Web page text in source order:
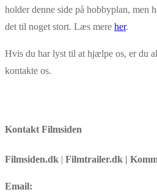
holder denne side på hobbyplan, men
det til noget stort. Læs mere her.
Hvis du har lyst til at hjælpe os, er du
kontakte os.
Kontakt Filmsiden
Filmsiden.dk | Filmtrailer.dk |
Email: